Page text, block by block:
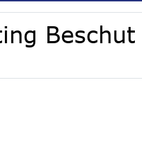
Beschut